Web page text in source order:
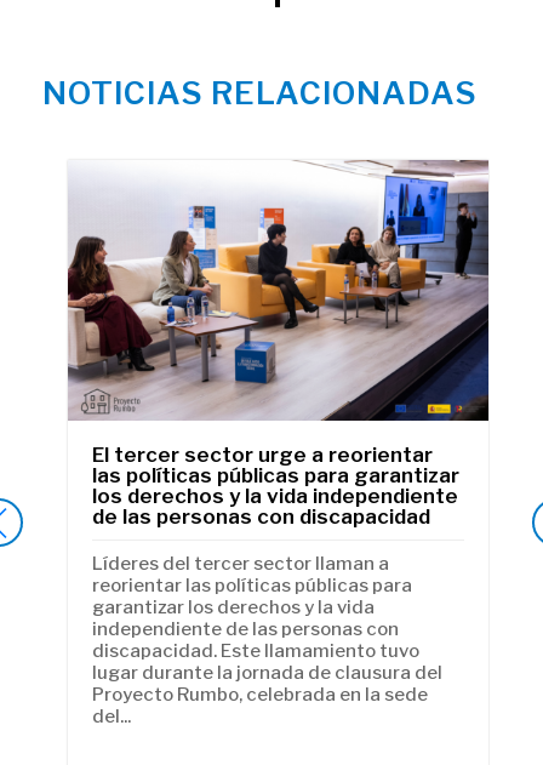
NOTICIAS RELACIONADAS
El tercer sector urge a reorientar
las políticas públicas para garantizar
los derechos y la vida independiente
de las personas con discapacidad
Líderes del tercer sector llaman a
reorientar las políticas públicas para
garantizar los derechos y la vida
independiente de las personas con
discapacidad. Este llamamiento tuvo
lugar durante la jornada de clausura del
Proyecto Rumbo, celebrada en la sede
del...